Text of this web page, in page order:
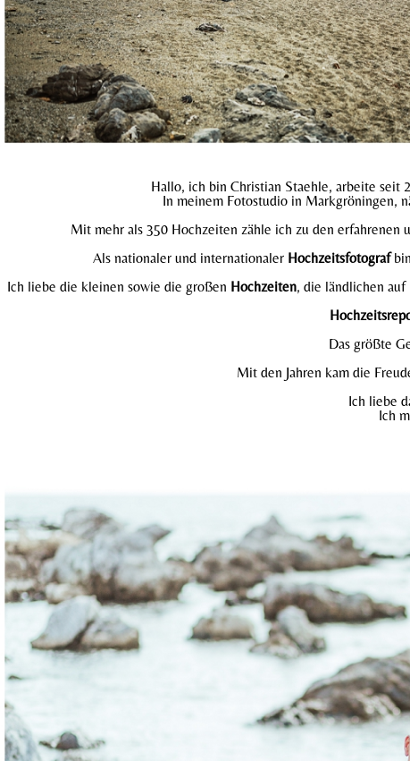
Hallo, ich bin Christian Staehle, arbeite seit
In meinem Fotostudio in Markgröningen,
Mit mehr als 350 Hochzeiten zähle ich zu den
Als nationaler und internationaler Hochzeitsfotograf
Ich liebe die kleinen sowie die großen Hochzeiten, die ländlichen auf
Das größte
Mit den Jahren kam die
Ich liebe
Ich